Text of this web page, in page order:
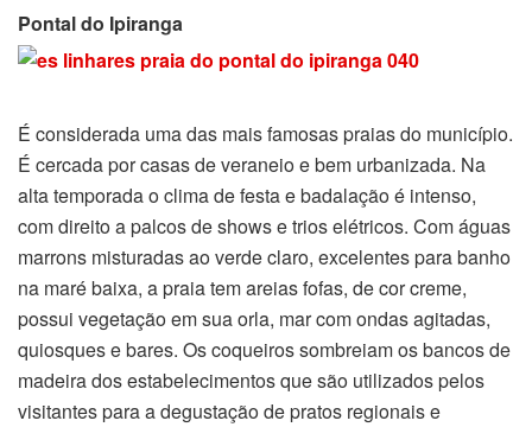
Pontal do Ipiranga
É considerada uma das mais famosas praias do município.
É cercada por casas de veraneio e bem urbanizada. Na
alta temporada o clima de festa e badalação é intenso,
com direito a palcos de shows e trios elétricos. Com águas
marrons misturadas ao verde claro, excelentes para banho
na maré baixa, a praia tem areias fofas, de cor creme,
possui vegetação em sua orla, mar com ondas agitadas,
quiosques e bares. Os coqueiros sombreiam os bancos de
madeira dos estabelecimentos que são utilizados pelos
visitantes para a degustação de pratos regionais e